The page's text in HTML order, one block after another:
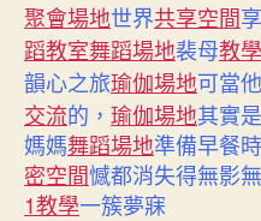
聚會場地世界共享空間
蹈教室舞蹈場地裴母教學
韻心之旅瑜伽場地可當
交流的， 瑜伽場地其實
媽媽舞蹈場地準備早餐時
密空間憾都消失得無影
1教學一簇夢寐